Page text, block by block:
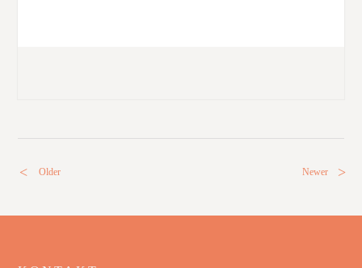
Older Newer